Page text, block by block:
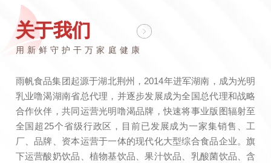
关于我们
用新鲜守护干万家庭健康
雨帆食品集团起源于湖北荆州，2014年进军湖南，成为光明
乳业噜渴湖南省总代理，并逐步发展成为全国总代理和战略
合作伙伴，共同运营光明噜渴品牌，快速将事业版图辐射至
全国超25个省级行政区，目前已发展成为一家集销售、工
厂、品牌、资本运营于一体的现代化大型综合食品企业。旗
下运营酸奶饮品、植物基饮品、果汁饮品、乳酸菌饮品、含